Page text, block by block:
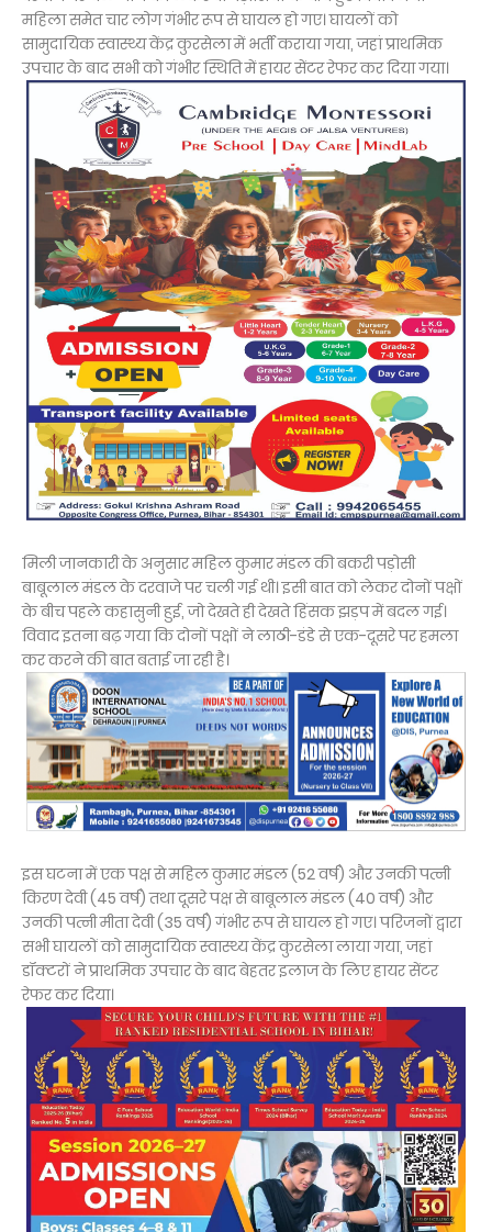
महिला समेत चार लोग गंभीर रूप से घायल हो गए। घायलों को
सामुदायिक स्वास्थ्य केंद्र कुरसेला में भर्ती कराया गया, जहां प्राथमिक
उपचार के बाद सभी को गंभीर स्थिति में हायर सेंटर रेफर कर दिया गया।
मिली जानकारी के अनुसार महिल कुमार मंडल की बकरी पड़ोसी
बाबूलाल मंडल के दरवाजे पर चली गई थी। इसी बात को लेकर दोनों पक्षों
के बीच पहले कहासुनी हुई, जो देखते ही देखते हिंसक झड़प में बदल गई।
विवाद इतना बढ़ गया कि दोनों पक्षों ने लाठी-डंडे से एक-दूसरे पर हमला
कर करने की बात बताई जा रही है।
इस घटना में एक पक्ष से महिल कुमार मंडल (52 वर्ष) और उनकी पत्नी
किरण देवी (45 वर्ष) तथा दूसरे पक्ष से बाबूलाल मंडल (40 वर्ष) और
उनकी पत्नी मीता देवी (35 वर्ष) गंभीर रूप से घायल हो गए। परिजनों द्वारा
सभी घायलों को सामुदायिक स्वास्थ्य केंद्र कुरसेला लाया गया, जहां
डॉक्टरों ने प्राथमिक उपचार के बाद बेहतर इलाज के लिए हायर सेंटर
रेफर कर दिया।